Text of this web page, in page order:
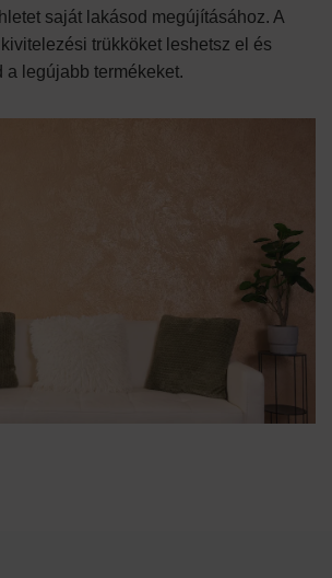
saját lakásod megújításához. A
trükköket leshetsz el és
a legújabb termékeket.